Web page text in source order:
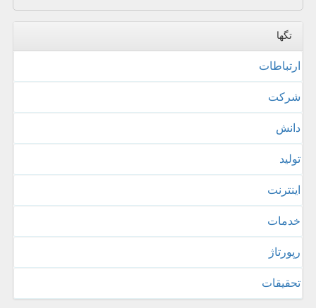
تگها
ارتباطات
شركت
دانش
تولید
اینترنت
خدمات
رپورتاژ
تحقیقات